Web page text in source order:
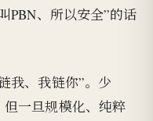
PBN、所以安全”的话
我、我链你”。少
一旦规模化、纯粹